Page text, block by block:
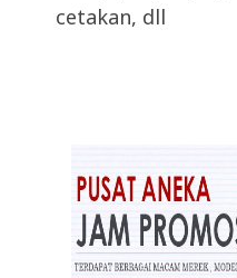
cetakan, dll